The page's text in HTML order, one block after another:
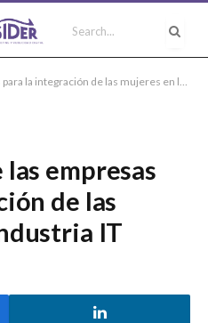
integración de las mujeres en la industria IT
empresas
de las
IT